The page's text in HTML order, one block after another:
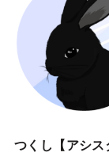
つくし【アシス